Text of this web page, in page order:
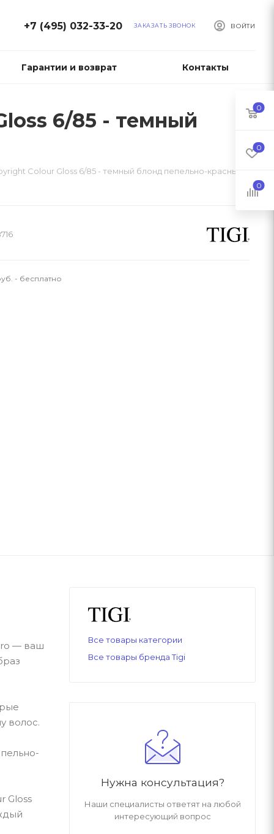
ВОЙТИ
+7 (495) 032-33-20 ЗАКАЗАТЬ ЗВОНОК
Гарантии и возврат Контакты
6/85 - темный
Сolour Gloss 6/85 - темный блонд пепельно-красный
- бесплатно
— ваш
волос.
Gloss
Все товары категории
Все товары бренда Tigi
Нужна консультация?
Наши специалисты ответят на любой
интересующий вопрос
0
0
0